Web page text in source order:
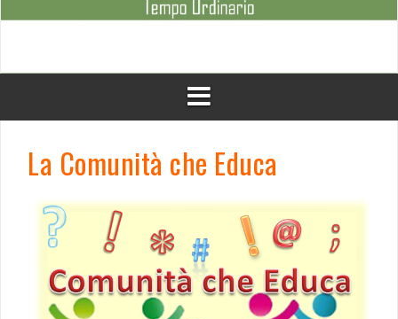
La Comunità che Educa